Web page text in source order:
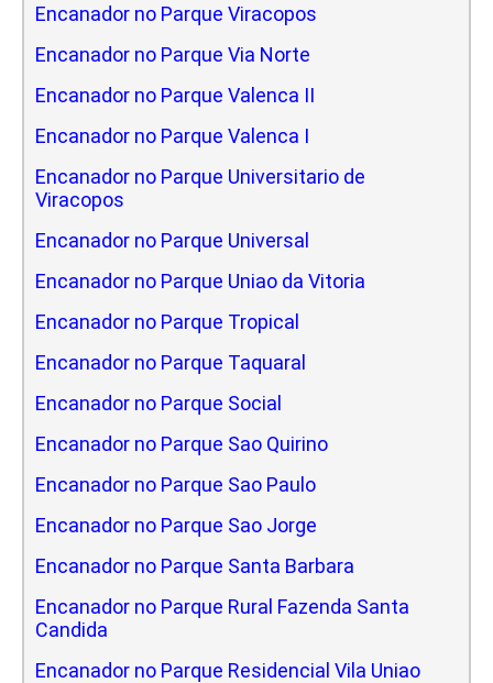
Encanador no Parque Viracopos
Encanador no Parque Via Norte
Encanador no Parque Valenca II
Encanador no Parque Valenca I
Encanador no Parque Universitario de
Viracopos
Encanador no Parque Universal
Encanador no Parque Uniao da Vitoria
Encanador no Parque Tropical
Encanador no Parque Taquaral
Encanador no Parque Social
Encanador no Parque Sao Quirino
Encanador no Parque Sao Paulo
Encanador no Parque Sao Jorge
Encanador no Parque Santa Barbara
Encanador no Parque Rural Fazenda Santa
Candida
Encanador no Parque Residencial Vila Uniao